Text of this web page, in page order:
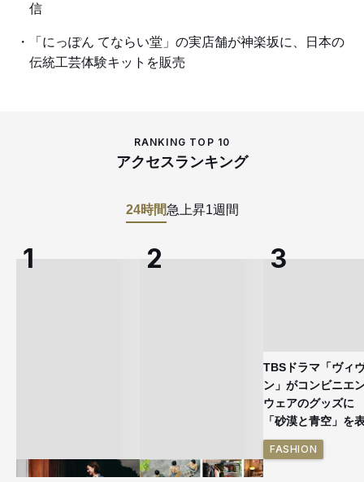
信
「にっぽん てならい堂」の実店舗が神楽坂に、日本の
伝統工芸体験キットを販売
RANKING TOP 10
アクセスランキング
24時間急上昇1週間
TBSドラマ「ヴィ
ン」がコンビニエ
ウェアのグッズ
「砂漠と青空」を
FASHION